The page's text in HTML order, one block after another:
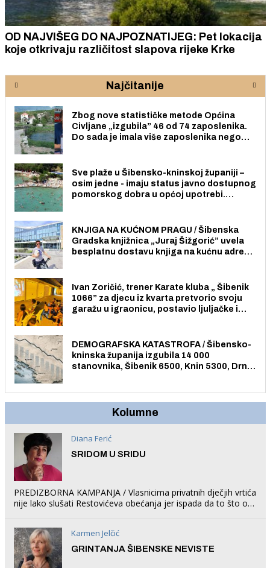
OD NAJVIŠEG DO NAJPOZNATIJEG: Pet lokacija
koje otkrivaju različitost slapova rijeke Krke
Najčitanije
Zbog nove statističke metode Općina
Civljane „izgubila” 46 od 74 zaposlenika.
Do sada je imala više zaposlenika nego
Sve plaže u Šibensko-kninskoj županiji –
osim jedne - imaju status javno dostupnog
pomorskog dobra u općoj upotrebi.
KNJIGA NA KUĆNOM PRAGU / Šibenska
Gradska knjižnica „Juraj Šižgorić” uvela
besplatnu dostavu knjiga na kućnu adresu
Ivan Zoričić, trener Karate kluba „ Šibenik
1066” za djecu iz kvarta pretvorio svoju
garažu u igraonicu, postavio ljuljačke i
DEMOGRAFSKA KATASTROFA / Šibensko-
kninska županija izgubila 14 000
stanovnika, Šibenik 6500, Knin 5300, Drniš
Kolumne
Diana Ferić
SRIDOM U SRIDU
PREDIZBORNA KAMPANJA / Vlasnicima privatnih dječjih vrtića
nije lako slušati Restovićeva obećanja jer ispada da to što oni
Karmen Jelčić
GRINTANJA ŠIBENSKE NEVISTE